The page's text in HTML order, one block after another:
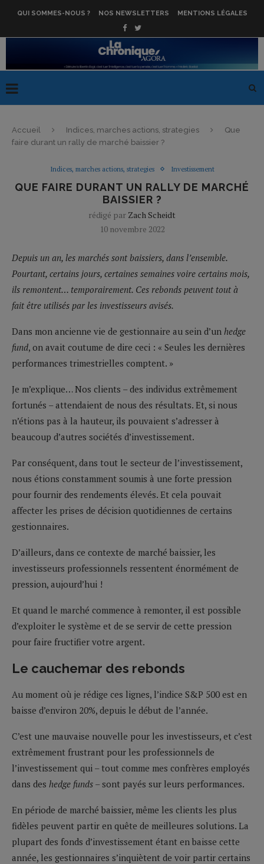
QUI SOMMES-NOUS ? NOS NEWSLETTERS MENTIONS LÉGALES
Accueil Indices, marches actions, strategies
Que
faire durant un rally de marché baissier ?
Indices, marches actions, strategies Investissement
QUE FAIRE DURANT UN RALLY DE MARCHÉ
BAISSIER ?
rédigé par Zach Scheidt
10 novembre 2022
Depuis un an, les marchés sont baissiers, dans l’ensemble.
Pourtant, certains jours, certaines semaines voire certains mois,
ils remontent… temporairement. Ces rebonds peuvent tout à
fait être utilisés par les investisseurs avisés.
Dans mon ancienne vie de gestionnaire au sein d’un hedge
fund, on avait coutume de dire ceci : « Seules les dernières
performances trimestrielles comptent. »
Je m’explique… Nos clients – des individus extrêmement
fortunés – attendaient de nous des résultats. Et, si nous
n’étions pas à la hauteur, ils pouvaient s’adresser à
beaucoup d’autres sociétés d’investissement.
Par conséquent, dans tout le secteur de l’investissement,
nous étions constamment soumis à une forte pression
pour fournir des rendements élevés. Et cela pouvait
affecter les prises de décision quotidiennes de certains
gestionnaires.
D’ailleurs, dans ce contexte de marché baissier, les
investisseurs professionnels ressentent énormément de
pression, aujourd’hui !
Et quand le marché commence à remonter, il est possible
d’exploiter le système et de se servir de cette pression
pour faire fructifier votre argent.
Le cauchemar des rebonds
Au moment où je rédige ces lignes, l’indice S&P 500 est en
baisse d’environ 20%, depuis le début de l’année.
C’est une mauvaise nouvelle pour les investisseurs, et c’est
extrêmement frustrant pour les professionnels de
l’investissement qui – tout comme mes confrères employés
dans des hedge funds – sont payés sur leurs performances.
En période de marché baissier, même les clients les plus
fidèles peuvent partir en quête de meilleures solutions. La
plupart des fonds d’investissement étant en baisse cette
année, les gestionnaires s’inquiètent de voir partir certains